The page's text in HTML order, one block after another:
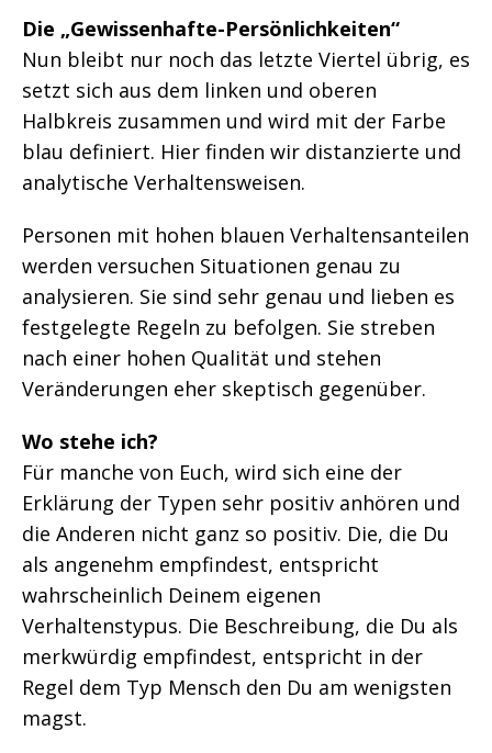
Die „Gewissenhafte-Persönlichkeiten“
Nun bleibt nur noch das letzte Viertel übrig, es
setzt sich aus dem linken und oberen
Halbkreis zusammen und wird mit der Farbe
blau definiert. Hier finden wir distanzierte und
analytische Verhaltensweisen.
Personen mit hohen blauen Verhaltensanteilen
werden versuchen Situationen genau zu
analysieren. Sie sind sehr genau und lieben es
festgelegte Regeln zu befolgen. Sie streben
nach einer hohen Qualität und stehen
Veränderungen eher skeptisch gegenüber.
Wo stehe ich?
Für manche von Euch, wird sich eine der
Erklärung der Typen sehr positiv anhören und
die Anderen nicht ganz so positiv. Die, die Du
als angenehm empfindest, entspricht
wahrscheinlich Deinem eigenen
Verhaltenstypus. Die Beschreibung, die Du als
merkwürdig empfindest, entspricht in der
Regel dem Typ Mensch den Du am wenigsten
magst.